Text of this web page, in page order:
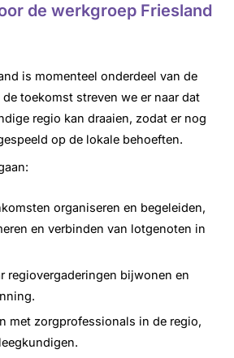
de werkgroep Friesland
is momenteel onderdeel van de
toekomst streven we er naar dat
regio kan draaien, zodat er nog
op de lokale behoeften.
organiseren en begeleiden,
en verbinden van lotgenoten in
regiovergaderingen bijwonen en
met zorgprofessionals in de regio,